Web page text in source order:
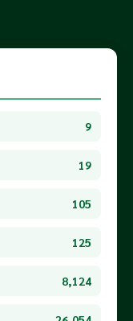
9
19
105
125
8,124